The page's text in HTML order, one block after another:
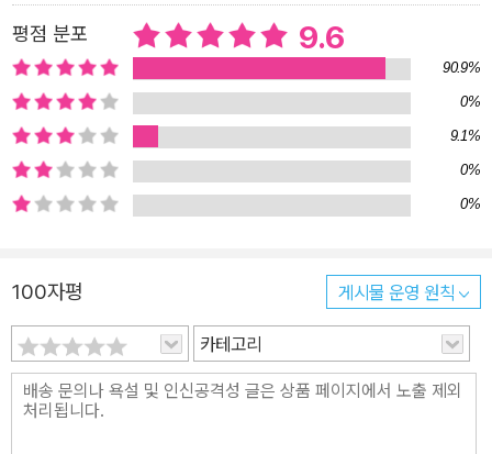
시간을 주고도 잠깐 더 기다려준 뒤에야 쏟아집니다.(「소나기」) 그곳
은 만원 버스마저도 반 뼘씩 한 뼘씩 곁을 내어주어서 기다리는 사람
들이 모두 타게 하자고 합니다.(「콩나물 버스」) 눈 내린 동네 비탈길
을 누군가 길을 내놨습니다. 손이 참 시리고 귀도 빨갛게 얼었겠습니
다. 동동걸음을 쳐야 하는 겨울 아침, 고마운 사람을 오래 생각하게 합
니다.(「눈 내린 아침」) 동네/ 골목길이// 마악/ 연보랏빛 양말을 꺼내
신었다.// 제비꽃 무늬// 다문다문// 수놓인 ?「봄이 오는 골목」 전문
놓인 연보랏빛 양말을 꺼내 신었다고 말합니다. 발상이 아주 새롭고
예쁘고 멋집니다. 이와 같은 기쁨과 즐거움을 주는 작품의 일부는 또
이렇습니다. 대숲에 찾아든 딱새와 바람의 잘랑잘랑 방울소리에 대나
무는 새파랗게 쑤욱 쑥 자랍니다.(「봄날」) 바람 부는 날에는 미루나무
가 은빛 피리를 꺼내 불고, 바람은 반짝반짝하는 노래를 마음에 꼭 들
평점 분포 9.6
90.9%
0%
9.1%
0%
0%
100자평 게시물 운영 원칙
카테고리